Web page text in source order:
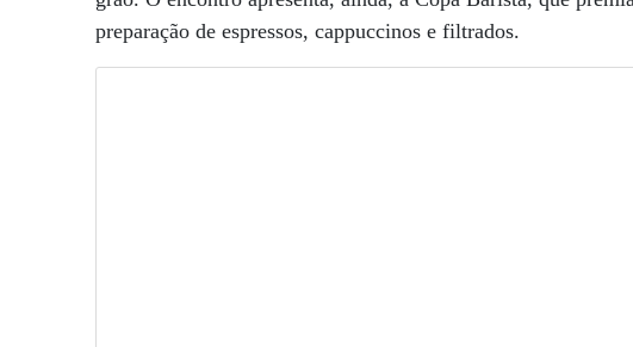
preparação de espressos, cappuccinos e filtrados.